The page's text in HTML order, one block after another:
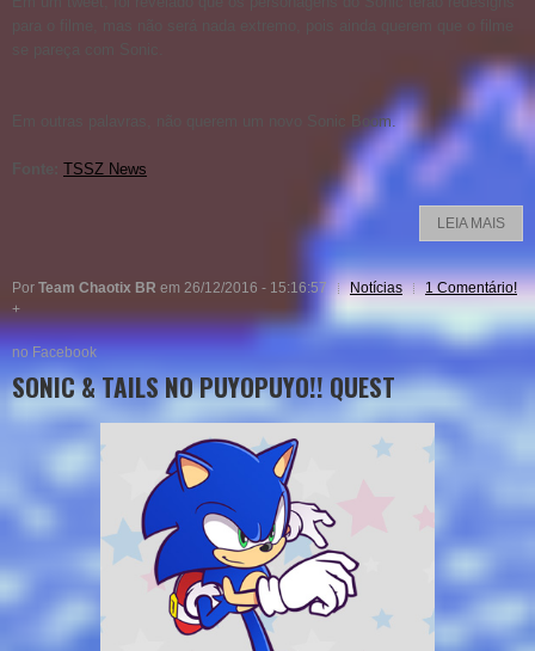
Em outras palavras, não querem um novo Sonic Boom.
TSSZ News
LEIA MAIS
Por Team Chaotix BR em 26/12/2016 - 15:16:57 Notícias
1 Comentário!
+
no Facebook
SONIC & TAILS NO PUYOPUYO!! QUEST